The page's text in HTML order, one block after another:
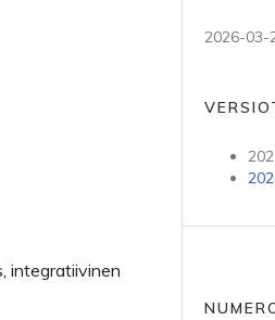
integratiivinen
2026-